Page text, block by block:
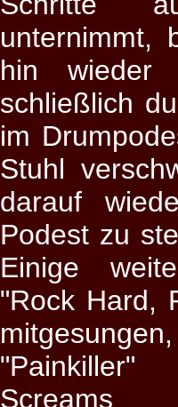
unternimmt,
hin wieder
schließlich
im
Stuhl
darauf
Podest zu
Einige
"Rock Hard,